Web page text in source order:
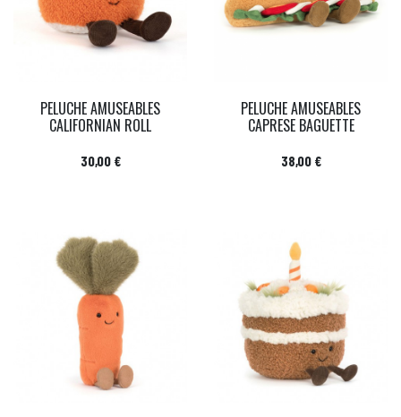
PELUCHE AMUSEABLES
CALIFORNIAN ROLL
Prix
30,00 €
PELUCHE AMUSEABLES
CAPRESE BAGUETTE
Prix
38,00 €